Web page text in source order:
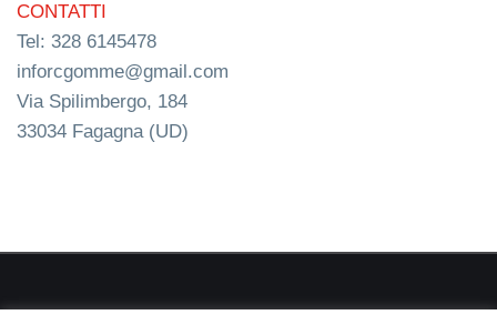
CONTATTI
Tel: 328 6145478
inforcgomme@gmail.com
Via Spilimbergo, 184
33034 Fagagna (UD)